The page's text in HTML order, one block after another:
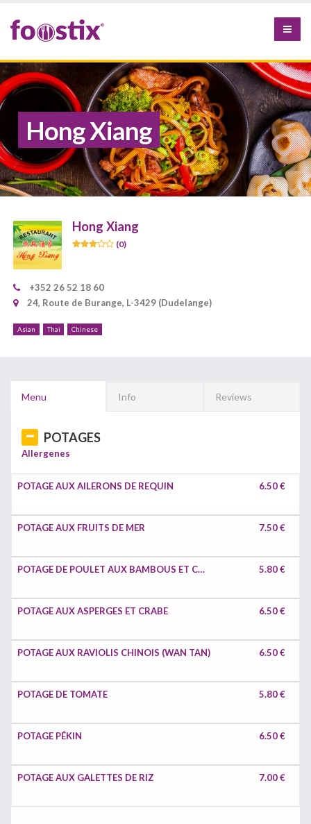
Hong Xiang
Hong Xiang
(0)
+352 26 52 18 60
24, Route de Burange, L-3429 (Dudelange)
Asian Thai Chinese
Menu Info Reviews
POTAGES
Allergenes
POTAGE AUX AILERONS DE REQUIN 6.50 €
POTAGE AUX FRUITS DE MER 7.50 €
POTAGE DE POULET AUX BAMBOUS ET CHAMPIOGNS CHINOIS 5.80 €
POTAGE AUX ASPERGES ET CRABE 6.50 €
POTAGE AUX RAVIOLIS CHINOIS (WAN TAN) 6.50 €
POTAGE DE TOMATE 5.80 €
POTAGE PÉKIN 6.50 €
POTAGE AUX GALETTES DE RIZ 7.00 €